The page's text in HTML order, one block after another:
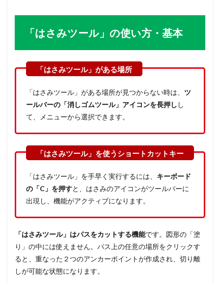
「はさみツール」の使い方・基本
「はさみツール」がある場所が見つからない時は、 ツ
ールバーの「消しゴムツール」アイコンを長押し し
て、メニューから選択できます。
「はさみツール」を手早く実行するには、 キーボード
の「C」を押すと、はさみのアイコンがツールバーに
出現し、機能がアクティブになります。
「はさみツール」はパスをカットする機能です。図形の「塗
り」の中には使えません。パス上の任意の場所をクリックす
ると、重なった２つのアンカーポイントが作成され、切り離
しが可能な状態になります。